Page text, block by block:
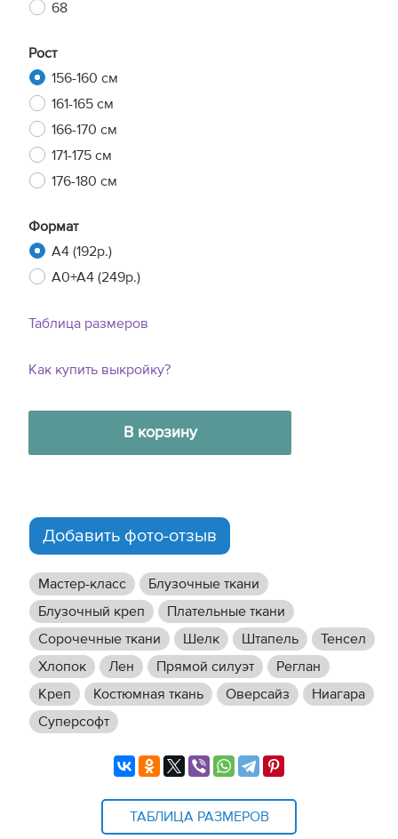
68
Рост
156-160 см
161-165 см
166-170 см
171-175 см
176-180 см
Формат
A4 (192р.)
A0+A4 (249р.)
Таблица размеров
Как купить выкройку?
В корзину
Добавить фото-отзыв
Мастер-класс
Блузочные ткани
Блузочный креп
Плательные ткани
Сорочечные ткани
Шелк Штапель
Тенсел
Хлопок
Лен Прямой силуэт
Реглан
Креп
Костюмная ткань Оверсайз
Ниагара
Суперсофт
ТАБЛИЦА РАЗМЕРОВ